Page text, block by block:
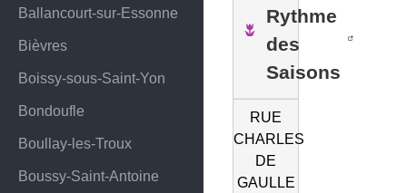
Ballancourt-sur-Essonne
Bièvres
Boissy-sous-Saint-Yon
Bondoufle
Boullay-les-Troux
Boussy-Saint-Antoine
Rythme
des
Saisons
RUE
CHARLES
DE
GAULLE